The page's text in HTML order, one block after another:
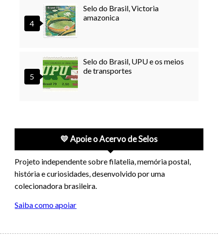
Selo do Brasil, Victoria
amazonica
Selo do Brasil, UPU e os meios
de transportes
💛 Apoie o Acervo de Selos
Projeto independente sobre filatelia, memória postal,
história e curiosidades, desenvolvido por uma
colecionadora brasileira.
Saiba como apoiar